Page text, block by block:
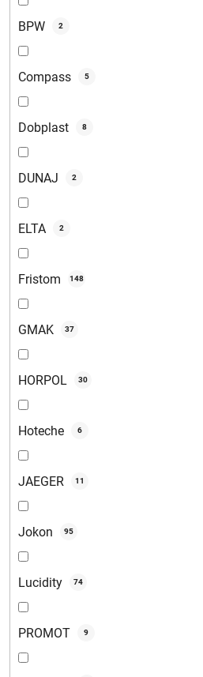
BPW 2
Compass 5
Dobplast 8
DUNAJ 2
ELTA 2
Fristom 148
GMAK 37
HORPOL 30
Hoteche 6
JAEGER 11
Jokon 95
Lucidity 74
PROMOT 9